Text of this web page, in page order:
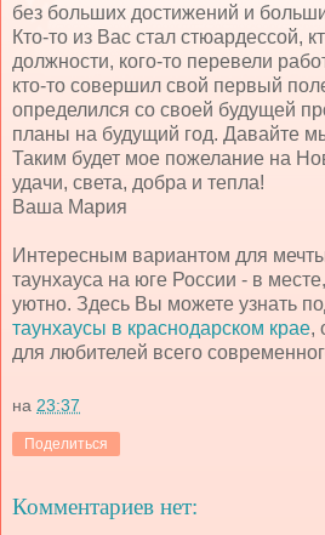
без больших достижений и
Кто-то из Вас стал стюардессой,
должности, кого-то перевели
кто-то совершил свой первый
определился со своей будущей
планы на будущий год. Давайте
Таким будет мое пожелание на
удачи, света, добра и тепла!
Ваша Мария
Интересным вариантом для
таунхауса на юге России - в
уютно. Здесь Вы можете узнать
таунхаусы в краснодарском крае,
для любителей всего
на 23:37
Поделиться
Комментариев нет: